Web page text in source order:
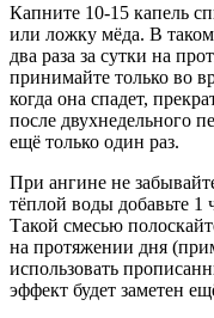
Капните 10-15 капель
или ложку мёда. В
два раза за сутки на
принимайте только во
когда она спадет,
после двухнедельного
ещё только один раз.
При ангине не
тёплой воды добавьте 1
Такой смесью
на протяжении дня
использовать
эффект будет заметен